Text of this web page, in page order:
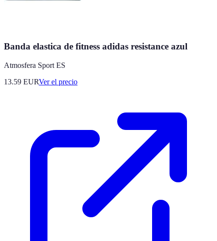
Banda elastica de fitness adidas resistance azul
Atmosfera Sport ES
13.59 EURVer el precio